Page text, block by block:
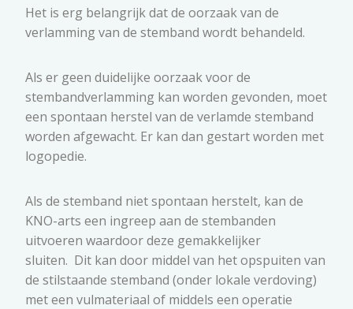
Het is erg belangrijk dat de oorzaak van de
verlamming van de stemband wordt behandeld.
Als er geen duidelijke oorzaak voor de
stembandverlamming kan worden gevonden, moet
een spontaan herstel van de verlamde stemband
worden afgewacht. Er kan dan gestart worden met
logopedie.
Als de stemband niet spontaan herstelt, kan de
KNO-arts een ingreep aan de stembanden
uitvoeren waardoor deze gemakkelijker
sluiten. Dit kan door middel van het opspuiten van
de stilstaande stemband (onder lokale verdoving)
met een vulmateriaal of middels een operatie